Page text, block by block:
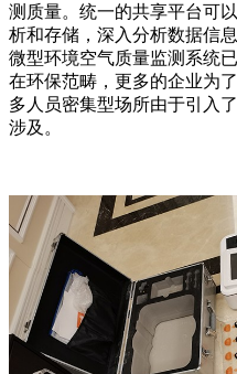
测质量。统一的共享平台可
析和存储，深入分析数据信
微型环境空气质量监测系统
在环保范畴，更多的企业为
多人员密集型场所由于引入
涉及。